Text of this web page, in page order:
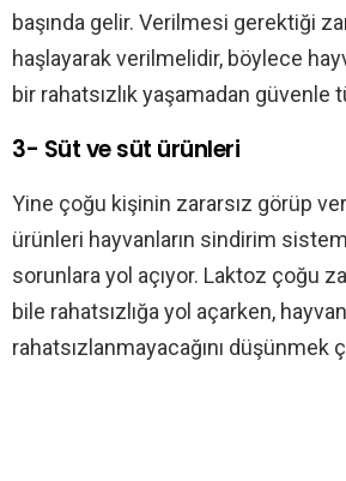
başında gelir. Verilmesi gerektiği
haşlayarak verilmelidir, böylece
bir rahatsızlık yaşamadan güvenle
3- Süt ve süt ürünleri
Yine çoğu kişinin zararsız görüp
ürünleri hayvanların sindirim
sorunlara yol açıyor. Laktoz çoğu
bile rahatsızlığa yol açarken,
rahatsızlanmayacağını düşünmek